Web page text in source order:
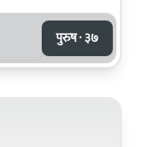
पुरुष · ३७